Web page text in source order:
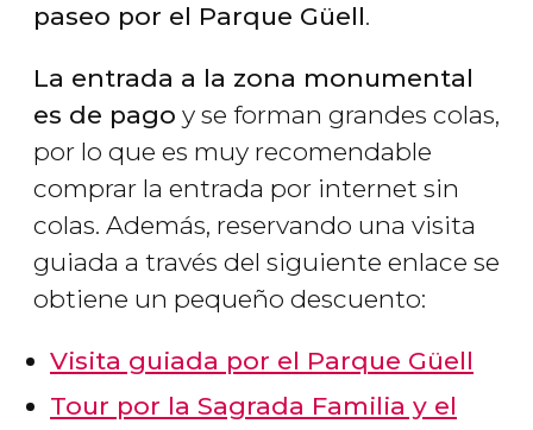
paseo por el Parque Güell.
La entrada a la zona monumental
es de pago y se forman grandes colas,
por lo que es muy recomendable
comprar la entrada por internet sin
colas. Además, reservando una visita
guiada a través del siguiente enlace se
obtiene un pequeño descuento:
Visita guiada por el Parque Güell
Tour por la Sagrada Familia y el